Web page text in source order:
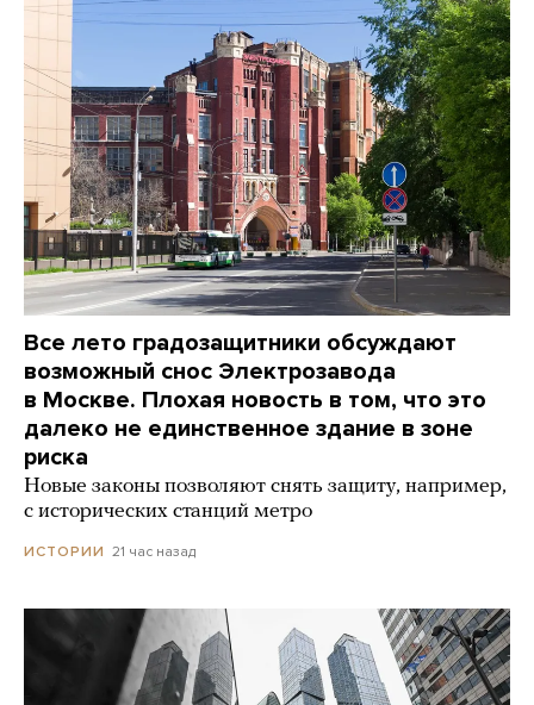
Все лето градозащитники обсуждают
возможный снос Электрозавода
в Москве. Плохая новость в том, что это
далеко не единственное здание в зоне
риска
Новые законы позволяют снять защиту, например,
с исторических станций метро
ИСТОРИИ 21 час назад